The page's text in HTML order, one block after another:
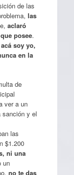
de las
las
aclaró
posee.
soy yo,
en la
de
ver a un
sanción y el
las
$1.200
ni una
un
no te das